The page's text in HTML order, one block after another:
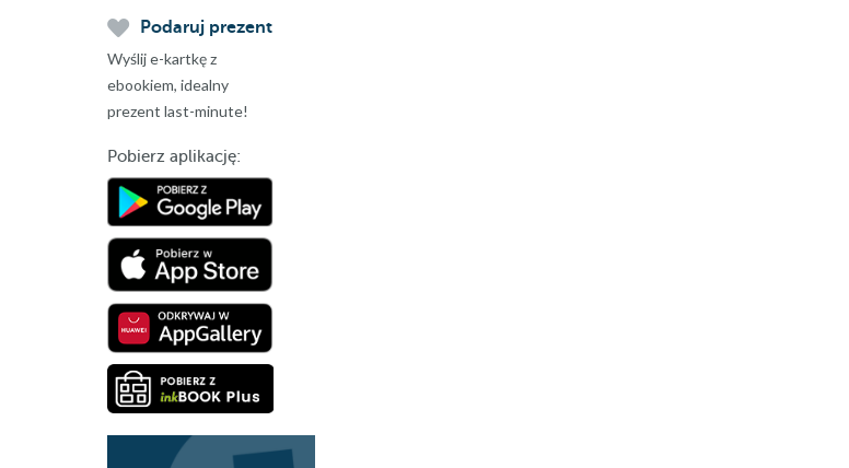
Podaruj prezent
Wyślij e-kartkę z
ebookiem, idealny
prezent last-minute!
Pobierz aplikację: